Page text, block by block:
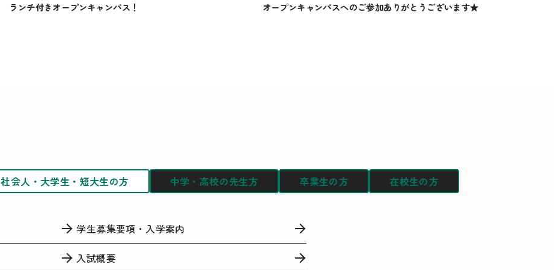
ランチ付きオープンキャンパス！ オープンキャンパスへのご参加ありがとうございます★
社会人・大学生・短大生の方 中学・高校の先生方 卒業生の方 在校生の方
学生募集要項・入学案内
入試概要